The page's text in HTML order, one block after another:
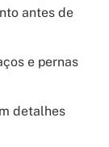
antes de
e pernas
detalhes